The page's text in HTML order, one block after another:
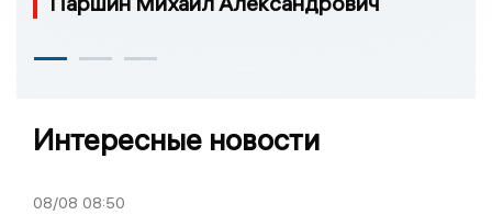
Интересные новости
08/08 08:50